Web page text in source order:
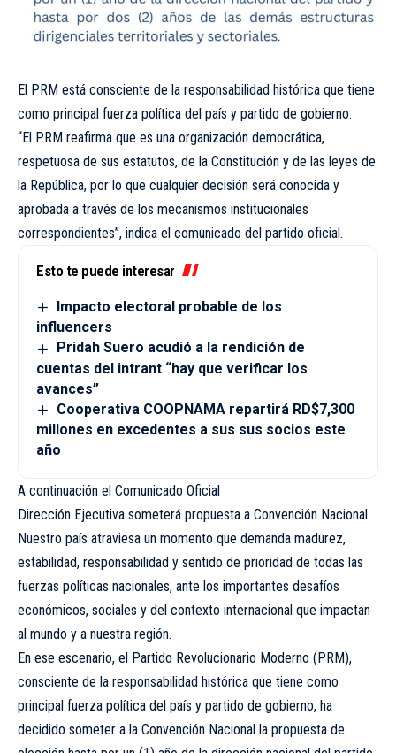
El PRM está consciente de la responsabilidad histórica que tiene
como principal fuerza política del país y partido de gobierno.
“El PRM reafirma que es una organización democrática,
respetuosa de sus estatutos, de la Constitución y de las leyes de
la República, por lo que cualquier decisión será conocida y
aprobada a través de los mecanismos institucionales
correspondientes”, indica el comunicado del partido oficial.
Esto te puede interesar
Impacto electoral probable de los
influencers
Pridah Suero acudió a la rendición de
cuentas del intrant “hay que verificar los
avances”
Cooperativa COOPNAMA repartirá RD$7,300
millones en excedentes a sus sus socios este
año
A continuación el Comunicado Oficial
Dirección Ejecutiva someterá propuesta a Convención Nacional
Nuestro país atraviesa un momento que demanda madurez,
estabilidad, responsabilidad y sentido de prioridad de todas las
fuerzas políticas nacionales, ante los importantes desafíos
económicos, sociales y del contexto internacional que impactan
al mundo y a nuestra región.
En ese escenario, el Partido Revolucionario Moderno (PRM),
consciente de la responsabilidad histórica que tiene como
principal fuerza política del país y partido de gobierno, ha
decidido someter a la Convención Nacional la propuesta de